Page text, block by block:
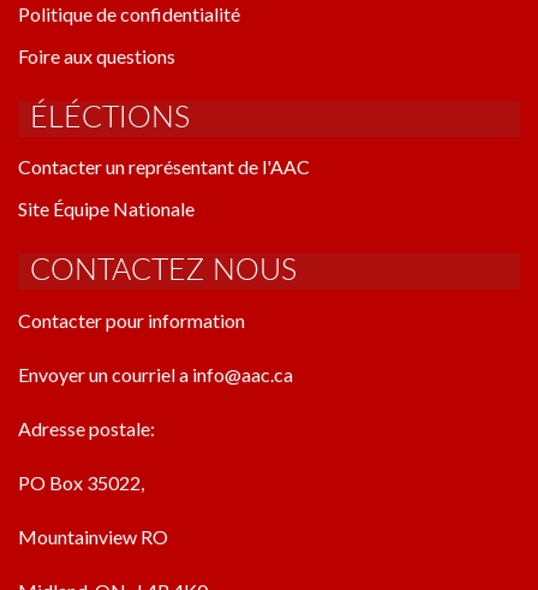
Politique de confidentialité
Foire aux questions
ÉLÉCTIONS
Contacter un représentant de l'AAC
Site Équipe Nationale
CONTACTEZ NOUS
Contacter pour information
Envoyer un courriel a info@aac.ca
Adresse postale:
PO Box 35022,
Mountainview RO